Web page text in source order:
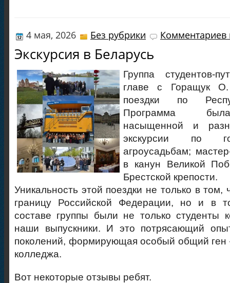
4 мая, 2026 Без рубрики Комментариев
Экскурсия в Беларусь
Группа студентов-
главе с Горащук
поездки по
Программа
насыщенной и
экскурсии по
агроусадьбам;
в канун Великой
Брестской крепости.
Уникальность этой поездки не только в
границу Российской Федерации, но и в
составе группы были не только студенты
наши выпускники. И это потрясающий
поколений, формирующая особый общий ген
колледжа.
Вот некоторые отзывы ребят.